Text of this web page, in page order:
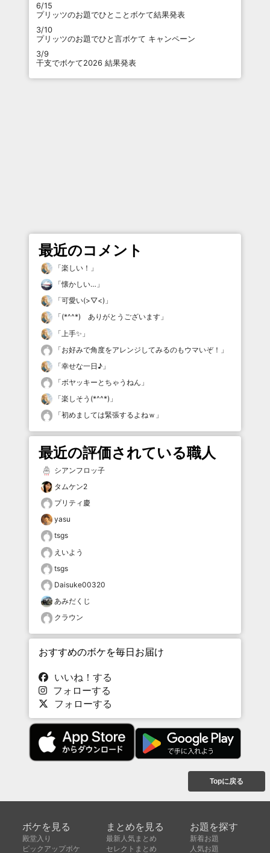
6/15
プリッツのお題でひとことボケて結果発表
3/10
プリッツのお題でひと言ボケて キャンペーン
3/9
干支でボケて2026 結果発表
最近のコメント
「楽しい！ 」
「懐かしい… 」
「可愛い(>▽<) 」
「(*^^*) ありがとうございます 」
「 上手✨ 」
「お好みで角度をアレンジしてみるのもウマいぞ！ 」
「幸せな一日♪ 」
「ボヤッキーとちゃうねん 」
「楽しそう(*^^*) 」
「初めましては緊張するよねｗ 」
最近の評価されている職人
シアンフロッ子
タムケン2
プリティ慶
yasu
tsgs
えいよう
tsgs
Daisuke00320
あみだくじ
クラウン
おすすめのボケを毎日お届け
いいね！する
フォローする
フォローする
Topに戻る
ボケを見る
殿堂入り
ピックアップボケ
まとめを見る
最新人気まとめ
セレクトまとめ
お題を探す
新着お題
人気お題